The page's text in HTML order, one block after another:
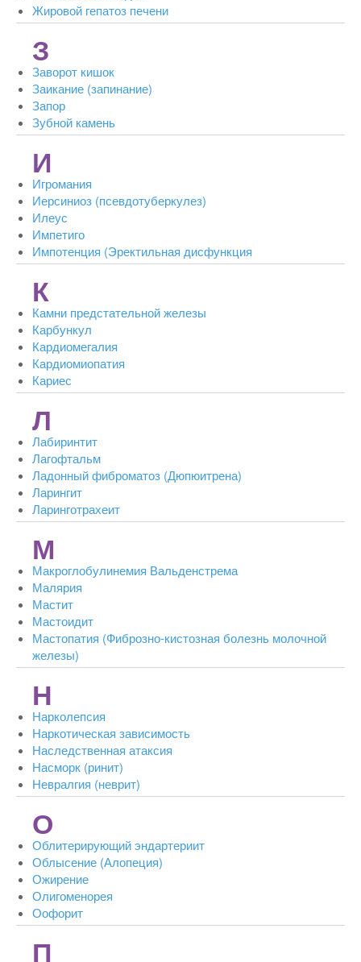
Жировой гепатоз печени
З
Заворот кишок
Заикание (запинание)
Запор
Зубной камень
И
Игромания
Иерсиниоз (псевдотуберкулез)
Илеус
Импетиго
Импотенция (Эректильная дисфункция
К
Камни предстательной железы
Карбункул
Кардиомегалия
Кардиомиопатия
Кариес
Л
Лабиринтит
Лагофтальм
Ладонный фиброматоз (Дюпюитрена)
Ларингит
Ларинготрахеит
М
Макроглобулинемия Вальденстрема
Малярия
Мастит
Мастоидит
Мастопатия (Фиброзно-кистозная болезнь молочной
железы)
Н
Нарколепсия
Наркотическая зависимость
Наследственная атаксия
Насморк (ринит)
Невралгия (неврит)
О
Облитерирующий эндартериит
Облысение (Алопеция)
Ожирение
Олигоменорея
Оофорит
П